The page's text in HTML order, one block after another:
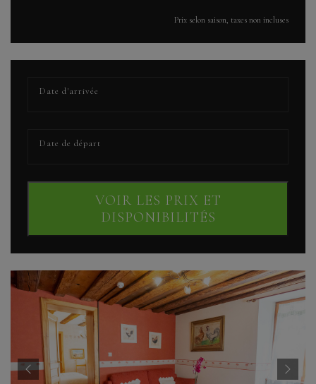
Prix selon saison, taxes non incluses
VOIR LES PRIX ET
DISPONIBILITÉS